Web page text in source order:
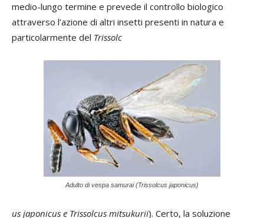
medio-lungo termine e prevede il controllo biologico
attraverso l’azione di altri insetti presenti in natura e
particolarmente del Trissolc
Adulto di vespa samurai (Trissolcus japonicus)
us japonicus e Trissolcus mitsukurii). Certo, la soluzione